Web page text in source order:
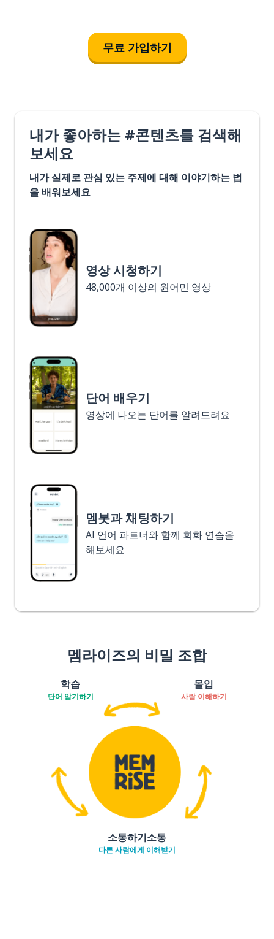
무료 가입하기
내가 좋아하는 #콘텐츠를 검색해
보세요
내가 실제로 관심 있는 주제에 대해 이야기하는 법
을 배워보세요
영상 시청하기
48,000개 이상의 원어민 영상
단어 배우기
영상에 나오는 단어를 알려드려요
멤봇과 채팅하기
AI 언어 파트너와 함께 회화 연습을
해보세요
멤라이즈의 비밀 조합
학습
단어 암기하기
몰입
사람 이해하기
소통하기소통
다른 사람에게 이해받기